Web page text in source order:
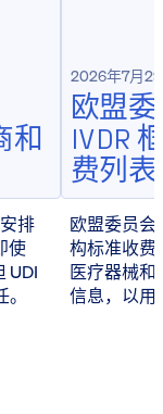
和
排
使
UDI
2026年7月
欧盟委
IVDR
费列表
欧盟委员会
构标准收费
医疗器械和
信息，以用